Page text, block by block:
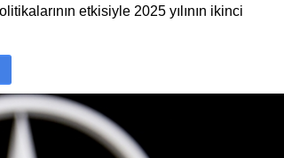
etkisiyle 2025 yılının ikinci